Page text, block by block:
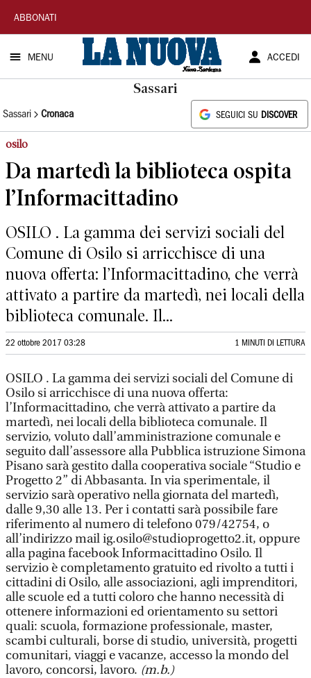
La
Nuova
Sardegna
ABBONATI
MENU ACCEDI
Sassari
Sassari Cronaca SEGUICI SU DISCOVER
osilo
Da martedì la biblioteca ospita
l’Informacittadino
OSILO . La gamma dei servizi sociali del
Comune di Osilo si arricchisce di una
nuova offerta: l’Informacittadino, che verrà
attivato a partire da martedì, nei locali della
biblioteca comunale. Il...
22 ottobre 2017 03:28 1 MINUTI DI LETTURA
OSILO . La gamma dei servizi sociali del Comune di
Osilo si arricchisce di una nuova offerta:
l’Informacittadino, che verrà attivato a partire da
martedì, nei locali della biblioteca comunale. Il
servizio, voluto dall’amministrazione comunale e
seguito dall’assessore alla Pubblica istruzione Simona
Pisano sarà gestito dalla cooperativa sociale “Studio e
Progetto 2” di Abbasanta. In via sperimentale, il
servizio sarà operativo nella giornata del martedì,
dalle 9,30 alle 13. Per i contatti sarà possibile fare
riferimento al numero di telefono 079/42754, o
all’indirizzo mail ig.osilo@studioprogetto2.it, oppure
alla pagina facebook Informacittadino Osilo. Il
servizio è completamento gratuito ed rivolto a tutti i
cittadini di Osilo, alle associazioni, agli imprenditori,
alle scuole ed a tutti coloro che hanno necessità di
ottenere informazioni ed orientamento su settori
quali: scuola, formazione professionale, master,
scambi culturali, borse di studio, università, progetti
comunitari, viaggi e vacanze, accesso la mondo del
lavoro, concorsi, lavoro. (m.b.)